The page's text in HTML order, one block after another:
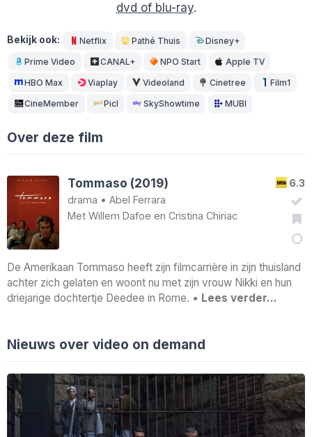
dvd of blu-ray.
Bekijk ook: Netflix Pathé Thuis Disney+
Prime Video CANAL+ NPO Start Apple TV
HBO Max Viaplay Videoland Cinetree Film1
CineMember Picl SkyShowtime MUBI
Over deze film
6.3
Tommaso (2019)
drama • Abel Ferrara
Met Willem Dafoe en Cristina Chiriac
De Amerikaan Tommaso heeft zijn filmcarrière in zijn thuisland
achter zich gelaten en woont nu met zijn vrouw Nikki en hun
driejarige dochtertje Deedee in Rome. • Lees verder…
Nieuws over video on demand